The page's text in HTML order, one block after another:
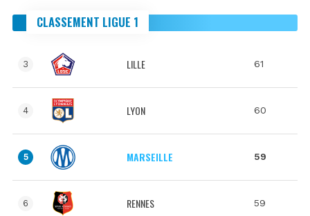
CLASSEMENT LIGUE 1
3 LILLE 61
4 LYON 60
5 MARSEILLE 59
6 RENNES 59